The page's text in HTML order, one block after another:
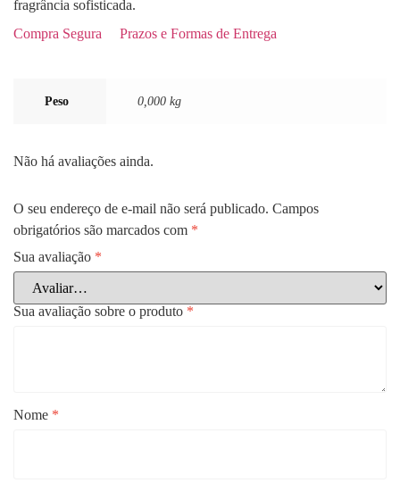
fragrância sofisticada.
Compra Segura
Prazos e Formas de Entrega
Peso 0,000 kg
Não há avaliações ainda.
O seu endereço de e-mail não será publicado. Campos
obrigatórios são marcados com *
Sua avaliação *
Sua avaliação sobre o produto *
Nome *